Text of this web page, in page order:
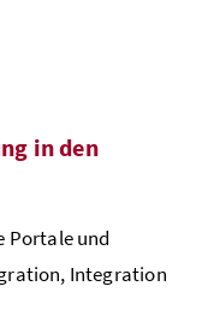
in den
Portale und
Integration